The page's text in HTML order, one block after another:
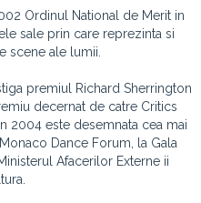
Ordinul National de Merit in
sale prin care reprezinta si
scene ale lumii.
premiul Richard Sherrington
decernat de catre Critics
2004 este desemnata cea mai
Dance Forum, la Gala
Afacerilor Externe ii